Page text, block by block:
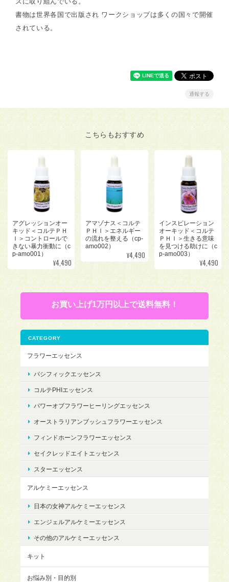
書物は世界各国で出版され ワークショップは多くの国々で開催
されている。
通報する
こちらもおすすめ
アグレッションオー
キッド＜コルテＰＨ
Ｉ＞コントロールで
きない暴力衝動に（c
p-amo001）
¥4,490
アマゾナス＜コルテ
ＰＨＩ＞エネルギー
の流れを整える（cp-
amo002）
¥4,490
インスピレーション
オーキッド＜コルテ
ＰＨＩ＞生きる意味
を見つける助けに（c
p-amo003）
¥4,490
お買い上げ1万円以上で送料無料！
CATEGORY
フラワーエッセンス
パシフィックエッセンス
コルテPHIエッセンス
パワーオブフラワーヒーリングエッセンス
オーストラリアンブッシュフラワーエッセンス
フィンドホーンフラワーエッセンス
セイクレッドエイトエッセンス
スターエッセンス
アルケミーエッセンス
日本の女神アルケミーエッセンス
エンジェルアルケミーエッセンス
その他のアルケミーエッセンス
キット
お悩み別・目的別